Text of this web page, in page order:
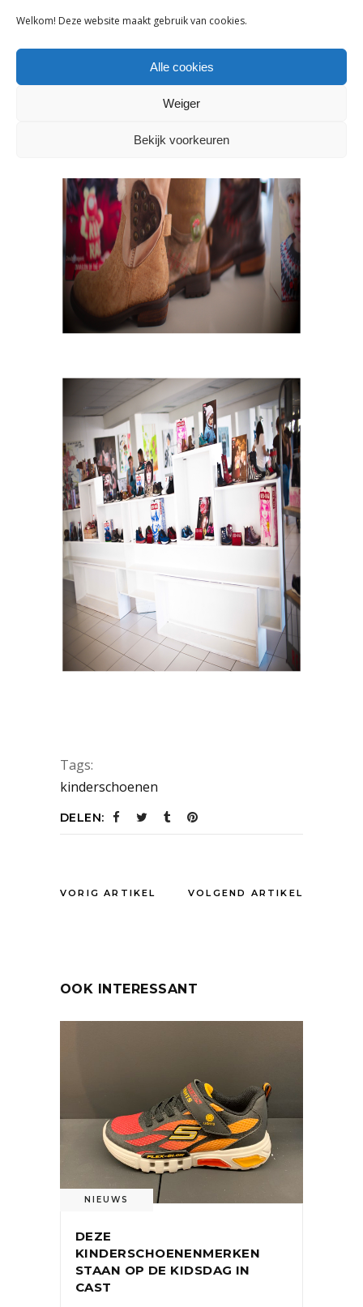
Welkom! Deze website maakt gebruik van cookies.
Alle cookies
Weiger
Bekijk voorkeuren
Tags:
kinderschoenen
DELEN:
VORIG ARTIKEL VOLGEND ARTIKEL
OOK INTERESSANT
NIEUWS
DEZE
KINDERSCHOENENMERKEN
STAAN OP DE KIDSDAG IN
CAST